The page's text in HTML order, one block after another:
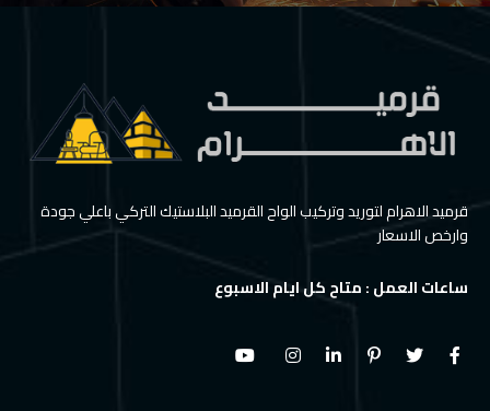
قرميد الاهرام لتوريد وتركيب الواح القرميد البلاستيك التركي باعلي جودة
وارخص الاسعار
ساعات العمل : متاح كل ايام الاسبوع